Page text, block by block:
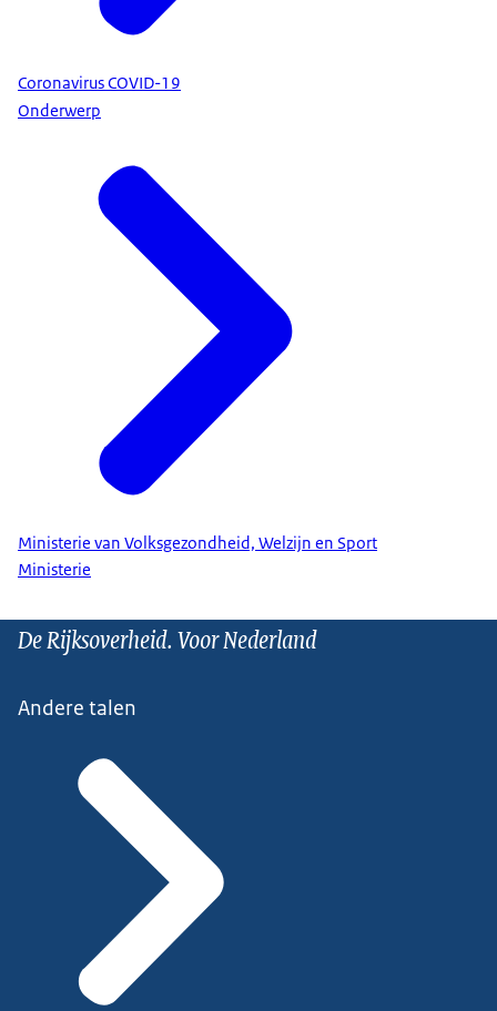
Coronavirus COVID-19
Onderwerp
Ministerie van Volksgezondheid, Welzijn en Sport
Ministerie
De Rijksoverheid. Voor Nederland
Andere talen